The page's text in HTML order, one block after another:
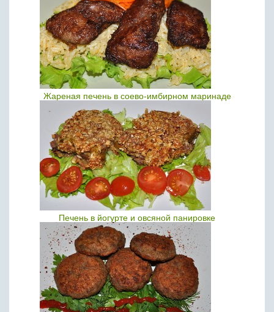
Жареная печень в соево-имбирном маринаде
Печень в йогурте и овсяной панировке